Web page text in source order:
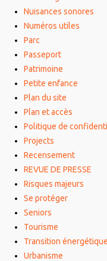
Nuisances sonores
Numéros utiles
Parc
Passeport
Patrimoine
Petite enfance
Plan du site
Plan et accès
Politique de
Projects
Recensement
REVUE DE PRESSE
Risques majeurs
Se protéger
Seniors
Tourisme
Transition énergétique
Urbanisme